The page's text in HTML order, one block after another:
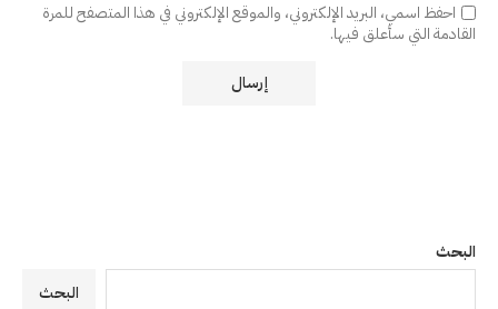
احفظ اسمي، البريد الإلكتروني، والموقع الإلكتروني في هذا المتصفح للمرة
القادمة التي سأعلق فيها.
البحث
البحث